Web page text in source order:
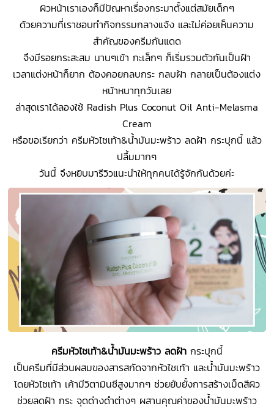
ผิวหน้าเราเองก็มีปัญหาเรื่องกระมาตั้งแต่สมัยเด็กๆ
ด้วยความที่เราชอบทำกิจกรรมกลางแจ้ง และไม่ค่อยเห็นความ
สำคัญของครีมกันแดด
จึงมีรอยกระสะสม นานๆเข้า กะเล็กๆ ก็เริ่มรวมตัวกันเป็นฝ้า
เวลาแต่งหน้าก็ยาก ต้องคอยกลบกระ กลบฝ้า กลายเป็นต้องแต่ง
หน้าหนาทุกวันเลย
ล่าสุดเราได้ลองใช้ Radish Plus Coconut Oil Anti-Melasma
Cream
หรือขอเรียกว่า ครีมหัวไชเท้า&น้ำมันมะพร้าว ลดฝ้า กระปุกนี้ แล้ว
ปลื้มมากๆ
วันนี้ จึงหยิบมารีวิวแนะนำให้ทุกคนได้รู้จักกันด้วยค่ะ
ครีมหัวไชเท้า&น้ำมันมะพร้าว ลดฝ้ากระปุกนี้
เป็นครีมที่มีส่วนผสมของสารสกัดจากหัวไชเท้า และน้ำมันมะพร้าว
โดยหัวไชเท้า เค้ามีวิตามินซีสูงมากๆ ช่วยยับยั้งการสร้างเม็ดสีผิว
ช่วยลดฝ้า กระ จุดด่างดำต่างๆ ผสานคุณค่าของน้ำมันมะพร้าว